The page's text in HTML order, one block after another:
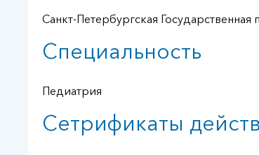
Санкт-Петербургская
Специальность
Педиатрия
Сетрификаты